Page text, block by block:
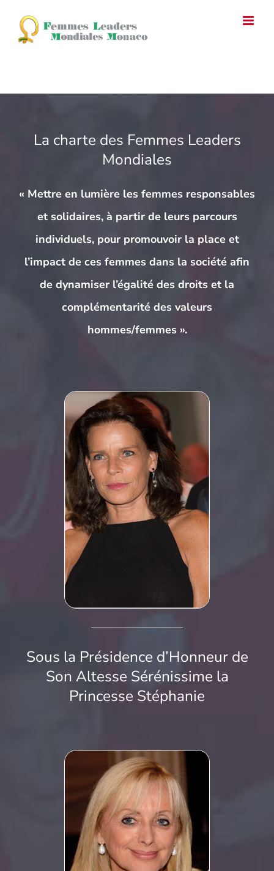
contenu
La charte des Femmes Leaders
Mondiales
« Mettre en lumière les femmes responsables
et solidaires, à partir de leurs parcours
individuels, pour promouvoir la place et
l’impact de ces femmes dans la société afin
de dynamiser l’égalité des droits et la
complémentarité des valeurs
hommes/femmes ».
Sous la Présidence d’Honneur de
Son Altesse Sérénissime la
Princesse Stéphanie